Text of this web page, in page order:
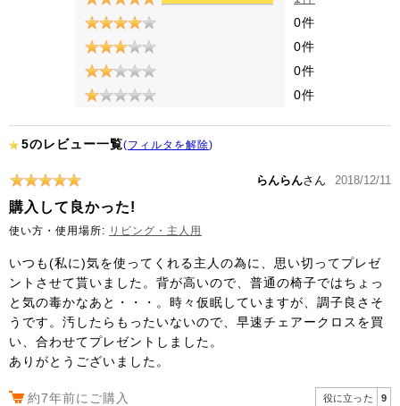
0件
0件
0件
0件
5のレビュー一覧(フィルタを解除)
らんらんさん 2018/12/11
購入して良かった!
使い方・使用場所: リビング・主人用
いつも(私に)気を使ってくれる主人の為に、思い切ってプレゼ
ントさせて貰いました。背が高いので、普通の椅子ではちょっ
と気の毒かなあと・・・。時々仮眠していますが、調子良さそ
うです。汚したらもったいないので、早速チェアークロスを買
い、合わせてプレゼントしました。
ありがとうございました。
約7年前にご購入 役に立った 9